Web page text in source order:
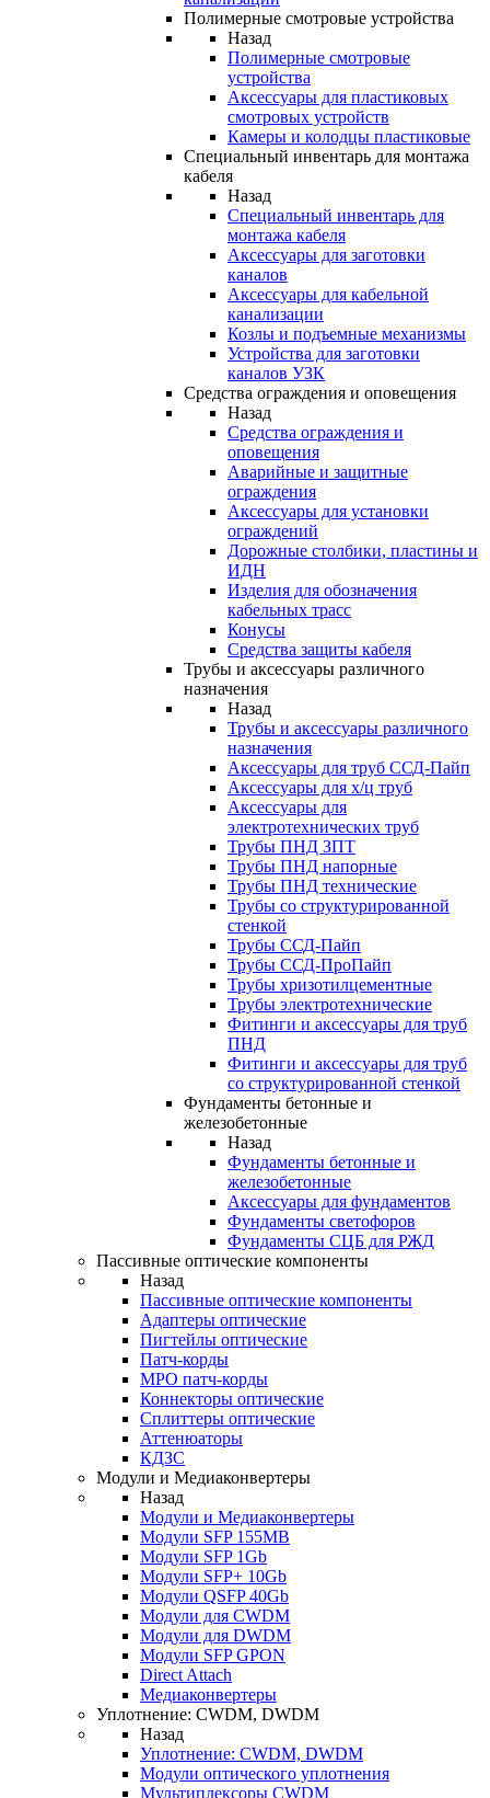
Полимерные смотровые устройства
Назад
Полимерные смотровые
устройства
Аксессуары для пластиковых
смотровых устройств
Камеры и колодцы пластиковые
Специальный инвентарь для монтажа
кабеля
Назад
Специальный инвентарь для
монтажа кабеля
Аксессуары для заготовки
каналов
Аксессуары для кабельной
канализации
Козлы и подъемные механизмы
Устройства для заготовки
каналов УЗК
Средства ограждения и оповещения
Назад
Средства ограждения и
оповещения
Аварийные и защитные
ограждения
Аксессуары для установки
ограждений
Дорожные столбики, пластины и
ИДН
Изделия для обозначения
кабельных трасс
Конусы
Средства защиты кабеля
Трубы и аксессуары различного
назначения
Назад
Трубы и аксессуары различного
назначения
Аксессуары для труб ССД-Пайп
Аксессуары для х/ц труб
Аксессуары для
электротехнических труб
Трубы ПНД ЗПТ
Трубы ПНД напорные
Трубы ПНД технические
Трубы со структурированной
стенкой
Трубы ССД-Пайп
Трубы ССД-ПроПайп
Трубы хризотилцементные
Трубы электротехнические
Фитинги и аксессуары для труб
ПНД
Фитинги и аксессуары для труб
со структурированной стенкой
Фундаменты бетонные и
железобетонные
Назад
Фундаменты бетонные и
железобетонные
Аксессуары для фундаментов
Фундаменты светофоров
Фундаменты СЦБ для РЖД
Пассивные оптические компоненты
Назад
Пассивные оптические компоненты
Адаптеры оптические
Пигтейлы оптические
Патч-корды
MPO патч-корды
Коннекторы оптические
Сплиттеры оптические
Аттенюаторы
КДЗС
Модули и Медиаконвертеры
Назад
Модули и Медиаконвертеры
Модули SFP 155MB
Модули SFP 1Gb
Модули SFP+ 10Gb
Модули QSFP 40Gb
Модули для CWDM
Модули для DWDM
Модули SFP GPON
Direct Attach
Медиаконвертеры
Уплотнение: CWDM, DWDM
Назад
Уплотнение: CWDM, DWDM
Модули оптического уплотнения
Мультиплексоры CWDM